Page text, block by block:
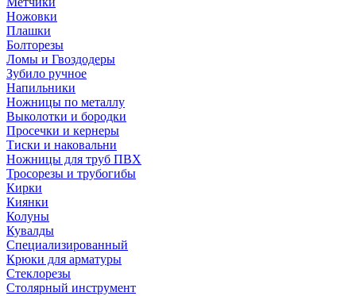
Ножовки
Плашки
Болторезы
Ломы и Гвоздодеры
Зубило ручное
Напильники
Ножницы по металлу
Выколотки и бородки
Просечки и кернеры
Тиски и наковальни
Ножницы для труб ПВХ
Тросорезы и трубогибы
Кирки
Киянки
Колуны
Кувалды
Специализированный
Крюки для арматуры
Стеклорезы
Столярный инструмент